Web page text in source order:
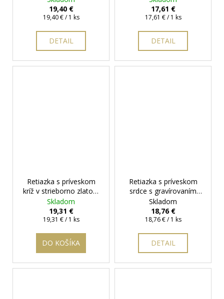
darčeková krabička
zadarmo
19,40 €
Jednotková
19,40 € / 1 ks
DETAIL
darčeková krabička
zadarmo
17,61 €
Jednotková
17,61 € / 1 ks
DETAIL
Retiazka s príveskom
kríž v strieborno zlatom
prevedení+ darčeková
krabička zadarmo
Skladom
19,31 €
Jednotková
19,31 € / 1 ks
DO KOŠÍKA
Retiazka s príveskom
srdce s gravírovaním
Mama s dieťatkom
darčeková krabička
zadarmo
Skladom
18,76 €
Jednotková
18,76 € / 1 ks
DETAIL